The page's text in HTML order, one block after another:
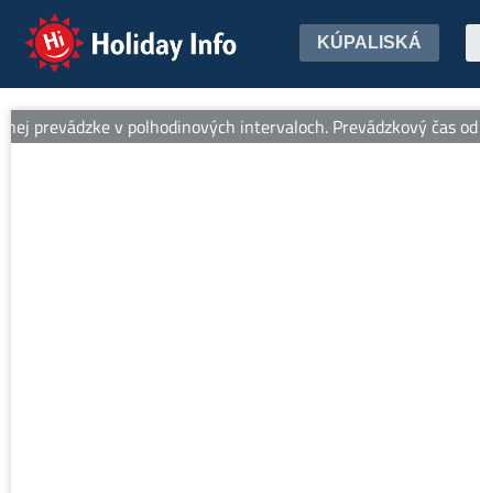
Holiday Info KÚPALISKÁ
v polhodinových intervaloch. Prevádzkový čas od